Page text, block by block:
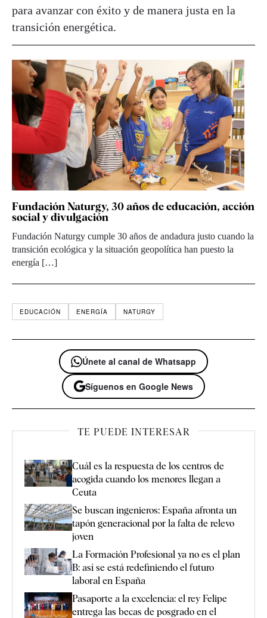
para avanzar con éxito y de manera justa en la
transición energética.
Fundación Naturgy, 30 años de educación, acción
social y divulgación
Fundación Naturgy cumple 30 años de andadura justo cuando la
transición ecológica y la situación geopolítica han puesto la
energía […]
EDUCACIÓN ENERGÍA NATURGY
Únete al canal de Whatsapp
Síguenos en Google News
TE PUEDE INTERESAR
Cuál es la respuesta de los centros de
acogida cuando los menores llegan a
Ceuta
Se buscan ingenieros: España afronta un
tapón generacional por la falta de relevo
joven
La Formación Profesional ya no es el plan
B: así se está redefiniendo el futuro
laboral en España
Pasaporte a la excelencia: el rey Felipe
entrega las becas de posgrado en el